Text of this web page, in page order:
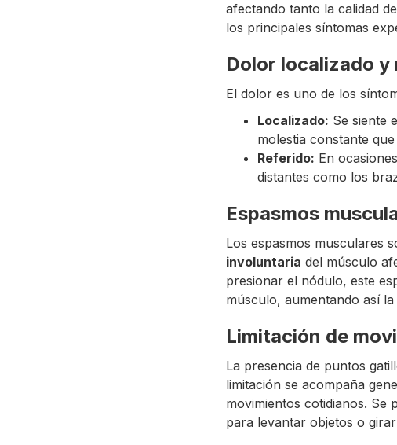
afectando tanto la calidad
los principales síntomas
Dolor localizado y
El dolor es uno de los
Localizado: Se siente
molestia constante
Referido: En
distantes como los
Espasmos
Los espasmos musculares
involuntaria del músculo
presionar el nódulo, este
músculo, aumentando así
Limitación de
La presencia de puntos
limitación se acompaña
movimientos cotidianos. Se
para levantar objetos o